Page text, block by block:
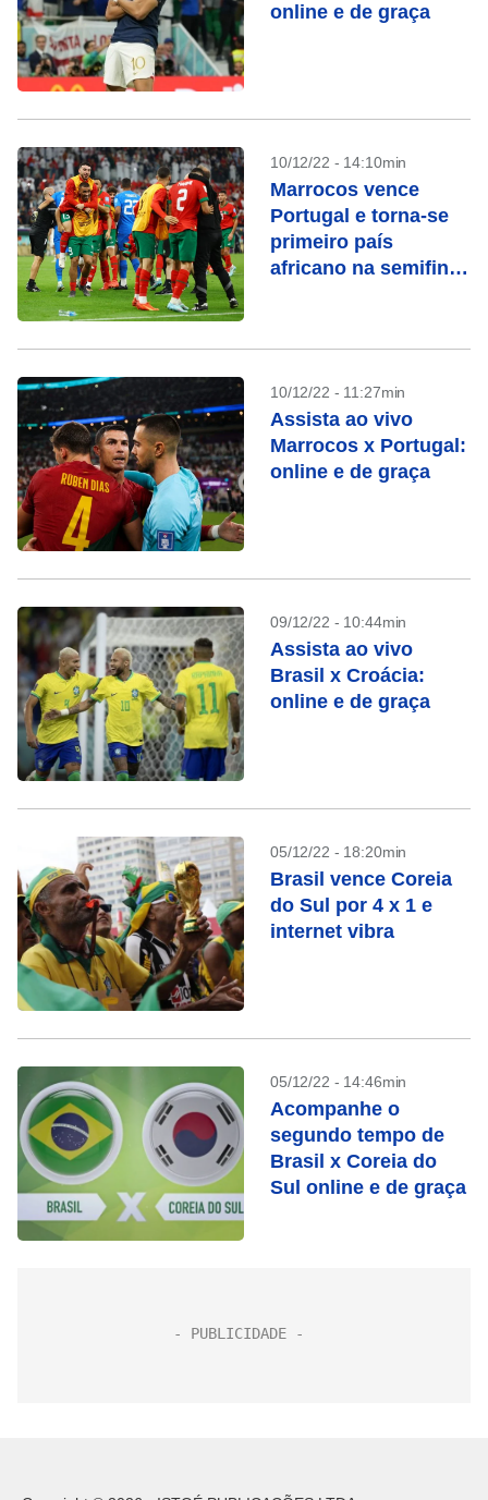
online e de graça
10/12/22 - 14:10min
Marrocos vence
Portugal e torna-se
primeiro país
africano na semifinal
10/12/22 - 11:27min
Assista ao vivo
Marrocos x Portugal:
online e de graça
09/12/22 - 10:44min
Assista ao vivo
Brasil x Croácia:
online e de graça
05/12/22 - 18:20min
Brasil vence Coreia
do Sul por 4 x 1 e
internet vibra
05/12/22 - 14:46min
Acompanhe o
segundo tempo de
Brasil x Coreia do
Sul online e de graça